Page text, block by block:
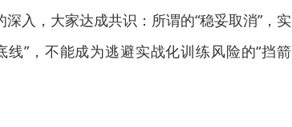
入，大家达成共识：所谓的“稳妥取消”，实
”，不能成为逃避实战化训练风险的“挡箭